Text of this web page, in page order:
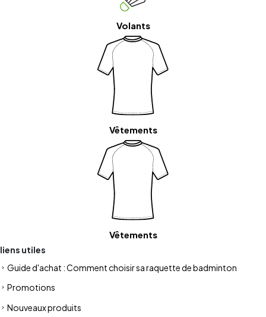
Volants
Vêtements
Vêtements
liens utiles
Guide d'achat : Comment choisir sa raquette de badminton
Promotions
Nouveaux produits